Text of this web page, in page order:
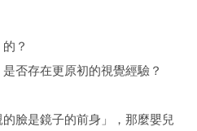
？
否存在更原初的視覺經驗？
臉是鏡子的前身」，那麼嬰兒